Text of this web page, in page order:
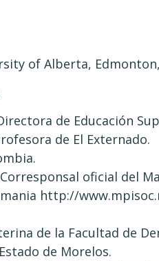
of Alberta,
Directora de Educación
de El Externado.
Corresponsal oficial del
http://
de la Facultad de
de Morelos.